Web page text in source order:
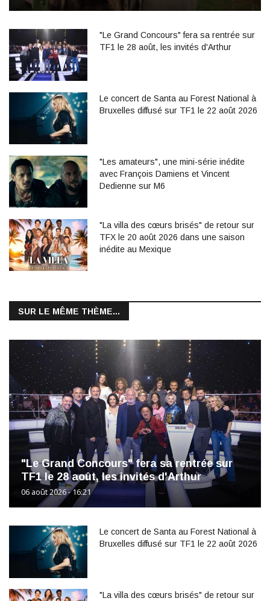
"Le Grand Concours" fera sa rentrée sur
TF1 le 28 août, les invités d'Arthur
Le concert de Santa au Forest National à
Bruxelles diffusé sur TF1 le 22 août 2026
"Les amateurs", une mini-série inédite
avec François Damiens et Vincent
Dedienne sur M6
"La villa des cœurs brisés" de retour sur
TFX le 20 août 2026 dans une saison
inédite au Mexique
SUR LE MÊME THÈME...
"Le Grand Concours" fera sa rentrée sur
TF1 le 28 août, les invités d'Arthur
06 août 2026 - 16:21
Le concert de Santa au Forest National à
Bruxelles diffusé sur TF1 le 22 août 2026
"La villa des cœurs brisés" de retour sur